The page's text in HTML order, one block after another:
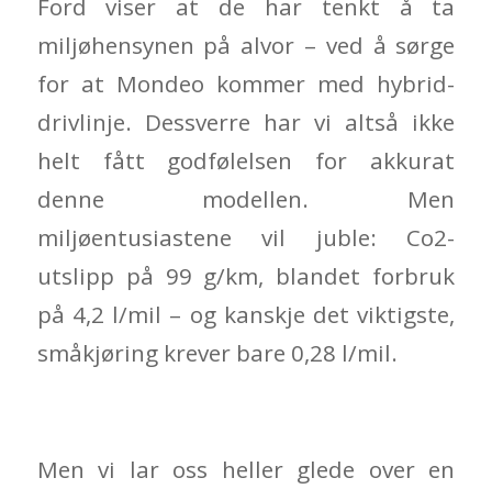
Ford viser at de har tenkt å ta
miljøhensynen på alvor – ved å sørge
for at Mondeo kommer med hybrid-
drivlinje. Dessverre har vi altså ikke
helt fått godfølelsen for akkurat
denne modellen. Men
miljøentusiastene vil juble: Co2-
utslipp på 99 g/km, blandet forbruk
på 4,2 l/mil – og kanskje det viktigste,
småkjøring krever bare 0,28 l/mil.
Men vi lar oss heller glede over en